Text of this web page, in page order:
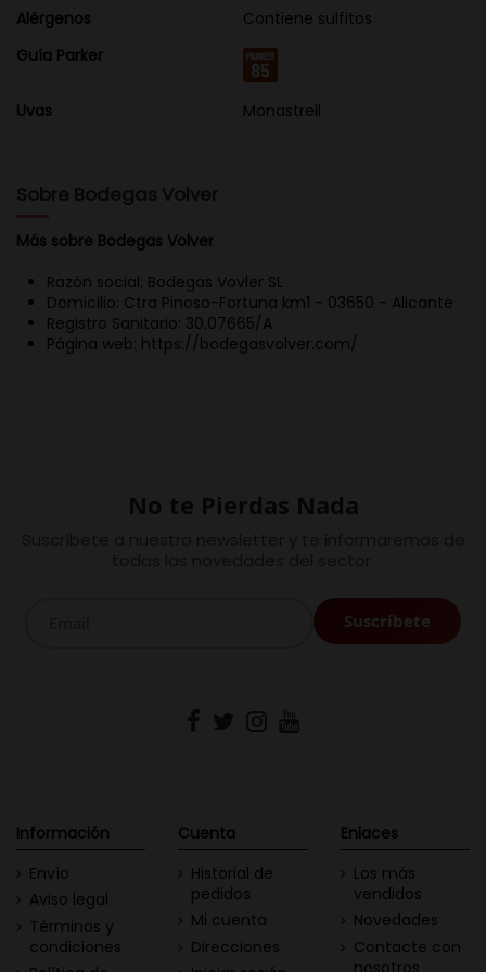
Alérgenos
Contiene sulfitos
Guía Parker
Uvas Monastrell
Sobre Bodegas Volver
Más sobre Bodegas Volver
Razón social: Bodegas Vovler SL
Domicilio: Ctra Pinoso-Fortuna km1 - 03650 - Alicante
Registro Sanitario: 30.07665/A
Página web: https://bodegasvolver.com/
No te Pierdas Nada
Información
Envío
Aviso legal
Términos y
condiciones
Cuenta
Historial de
pedidos
Mi cuenta
Direcciones
Enlaces
Los más
vendidos
Novedades
Contacte con
nosotros